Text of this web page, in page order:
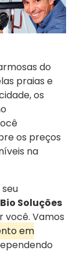
do
praias e
os
os preços
na
Bio Soluções
você. Vamos
em